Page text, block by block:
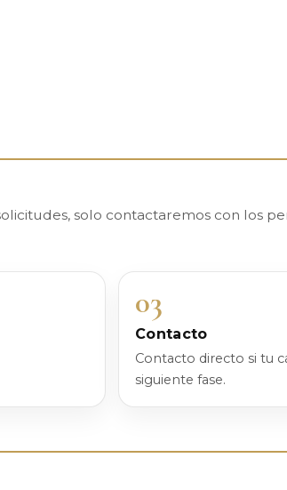
solo contactaremos con los
03
Contacto
Contacto directo si tu
siguiente fase.